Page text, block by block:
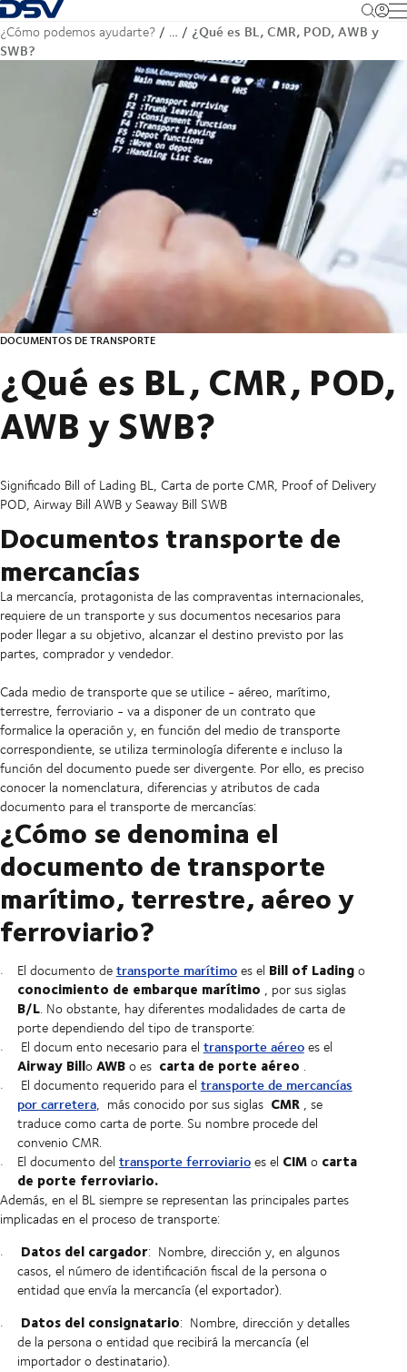
Volver a la página de inicio
¿Cómo podemos ayudarte? …
¿Qué es BL, CMR, POD, AWB y
SWB?
DOCUMENTOS DE TRANSPORTE
¿Qué es BL, CMR, POD,
AWB y SWB?
Significado Bill of Lading BL, Carta de porte CMR, Proof of Delivery
POD, Airway Bill AWB y Seaway Bill SWB
Documentos transporte de
mercancías
La mercancía, protagonista de las compraventas internacionales,
requiere de un transporte y sus documentos necesarios para
poder llegar a su objetivo, alcanzar el destino previsto por las
partes, comprador y vendedor.
Cada medio de transporte que se utilice - aéreo, marítimo,
terrestre, ferroviario - va a disponer de un contrato que
formalice la operación y, en función del medio de transporte
correspondiente, se utiliza terminología diferente e incluso la
función del documento puede ser divergente. Por ello, es preciso
conocer la nomenclatura, diferencias y atributos de cada
documento para el transporte de mercancías:
¿Cómo se denomina el
documento de transporte
marítimo, terrestre, aéreo y
ferroviario?
El documento detransporte marítimoes el Bill of Ladingo
conocimiento de embarque marítimo , por sus siglas
B/L. No obstante, hay diferentes modalidades de carta de
porte dependiendo del tipo de transporte:
El docum entonecesario para el transporte aéreoes el
Airway BilloAWBo es carta de porte aéreo .
El documento requerido para el transporte de mercancías
por carretera, más conocido por sus siglas CMR , se
traduce como carta de porte. Su nombre procede del
convenio CMR.
El documento del transporte ferroviarioes el CIMo carta
de porte ferroviario.
Además, en el BL siempre se representan las principales partes
implicadas en el proceso de transporte:
Datos del cargador: Nombre, dirección y, en algunos
casos, el número de identificación fiscal de la persona o
entidad que envía la mercancía (el exportador).
Datos del consignatario: Nombre, dirección y detalles
de la persona o entidad que recibirá la mercancía (el
importador o destinatario).